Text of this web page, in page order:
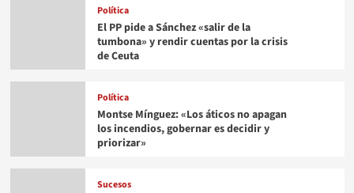
Política
El PP pide a Sánchez «salir de la
tumbona» y rendir cuentas por la crisis
de Ceuta
Política
Montse Mínguez: «Los áticos no apagan
los incendios, gobernar es decidir y
priorizar»
Sucesos